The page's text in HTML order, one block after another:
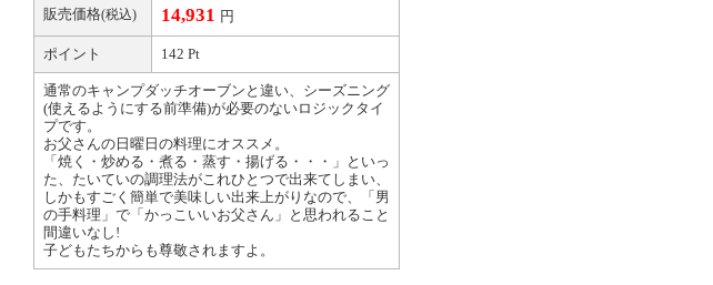
販売価格(税込) 14,931 円
ポイント 142 Pt
通常のキャンプダッチオーブンと違い、シーズニング
(使えるようにする前準備)が必要のないロジックタイ
プです。
お父さんの日曜日の料理にオススメ。
「焼く・炒める・煮る・蒸す・揚げる・・・」といっ
た、たいていの調理法がこれひとつで出来てしまい、
しかもすごく簡単で美味しい出来上がりなので、「男
の手料理」で「かっこいいお父さん」と思われること
間違いなし!
子どもたちからも尊敬されますよ。